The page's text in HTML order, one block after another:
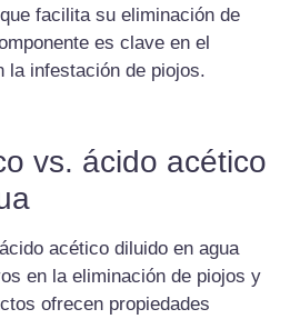
facilita su eliminación de
es clave en el
la infestación de piojos.
vs. ácido acético
acético diluido en agua
en la eliminación de piojos y
ofrecen propiedades